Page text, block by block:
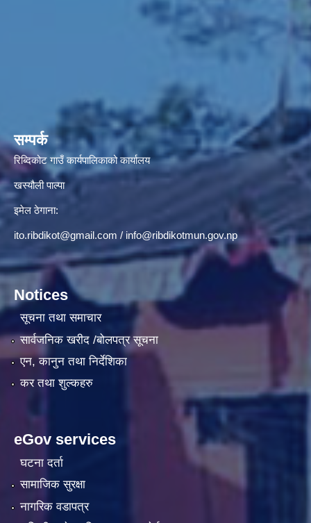
सम्पर्क
रिब्दिकोट गाउँ कार्यपालिकाको कार्यालय
खस्यौली पाल्पा
इमेल ठेगाना:
ito.ribdikot@gmail.com / info@ribdikotmun.gov.np
Notices
सूचना तथा समाचार
सार्वजनिक खरीद /बोलपत्र सूचना
एन, कानुन तथा निर्देशिका
कर तथा शुल्कहरु
eGov services
घटना दर्ता
सामाजिक सुरक्षा
नागरिक वडापत्र